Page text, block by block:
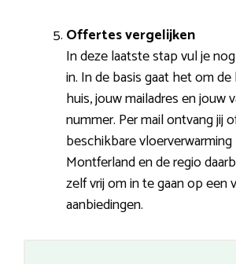
Offertes vergelijken
In deze laatste stap vul je
in. In de basis gaat het om
huis, jouw mailadres en jouw
nummer. Per mail ontvang jij
beschikbare
Montferland en de regio
zelf vrij om in te gaan op een
aanbiedingen.